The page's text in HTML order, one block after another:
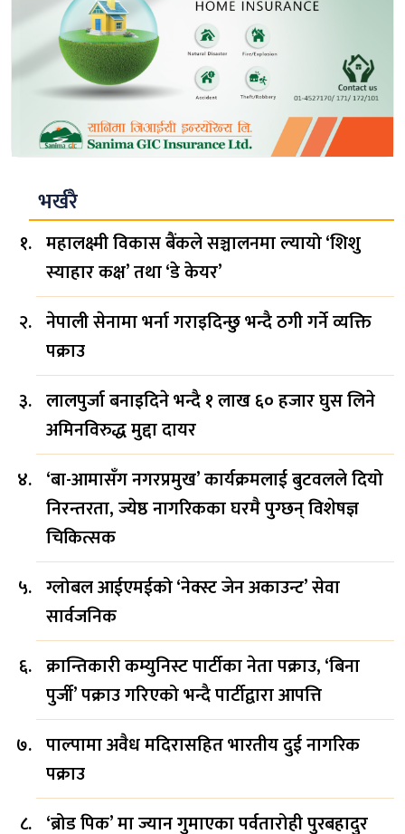
भर्खरै
महालक्ष्मी विकास बैंकले सञ्चालनमा ल्यायो ‘शिशु
स्याहार कक्ष’ तथा ‘डे केयर’
नेपाली सेनामा भर्ना गराइदिन्छु भन्दै ठगी गर्ने व्यक्ति
पक्राउ
लालपुर्जा बनाइदिने भन्दै १ लाख ६० हजार घुस लिने
अमिनविरुद्ध मुद्दा दायर
‘बा-आमासँग नगरप्रमुख’ कार्यक्रमलाई बुटवलले दियो
निरन्तरता, ज्येष्ठ नागरिकका घरमै पुग्छन् विशेषज्ञ
चिकित्सक
ग्लोबल आईएमईको ‘नेक्स्ट जेन अकाउन्ट’ सेवा
सार्वजनिक
क्रान्तिकारी कम्युनिस्ट पार्टीका नेता पक्राउ, ‘बिना
पुर्जी’ पक्राउ गरिएको भन्दै पार्टीद्वारा आपत्ति
पाल्पामा अवैध मदिरासहित भारतीय दुई नागरिक
पक्राउ
‘ब्रोड पिक’ मा ज्यान गुमाएका पर्वतारोही पुरबहादुर